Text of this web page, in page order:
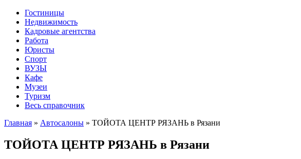
Гостиницы
Недвижимость
Кадровые агентства
Работа
Юристы
Спорт
ВУЗЫ
Кафе
Музеи
Туризм
Весь справочник
Главная » Автосалоны » TOЙОТА ЦЕНТР РЯЗАНЬ в Рязани
TOЙОТА ЦЕНТР РЯЗАНЬ в Рязани